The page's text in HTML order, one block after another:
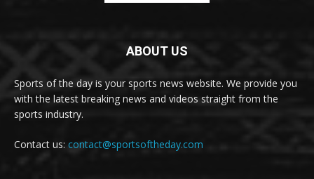
ABOUT US
Sports of the day is your sports news website. We provide you
with the latest breaking news and videos straight from the
sports industry.
Contact us: contact@sportsoftheday.com